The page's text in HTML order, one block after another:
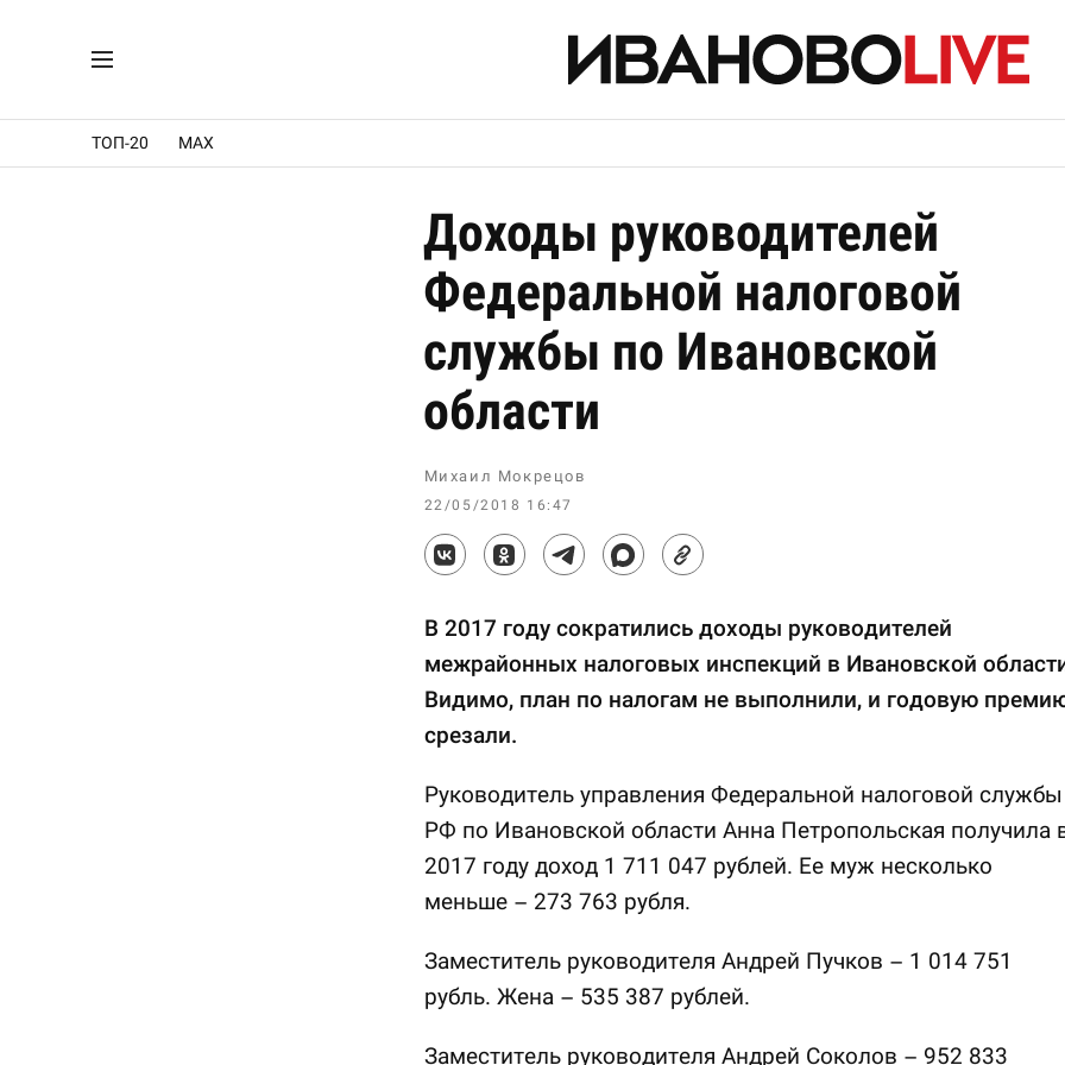
ТОП-20 MAX
Доходы руководителей
Федеральной налоговой
службы по Ивановской
области
Михаил Мокрецов
22/05/2018 16:47
В 2017 году сократились доходы руководителей
межрайонных налоговых инспекций в Ивановской
Видимо, план по налогам не выполнили, и годовую
срезали.
Руководитель управления Федеральной налоговой службы
РФ по Ивановской области Анна Петропольская получила
2017 году доход 1 711 047 рублей. Ее муж несколько
меньше – 273 763 рубля.
Заместитель руководителя Андрей Пучков – 1 014 751
рубль. Жена – 535 387 рублей.
Заместитель руководителя Андрей Соколов – 952 833